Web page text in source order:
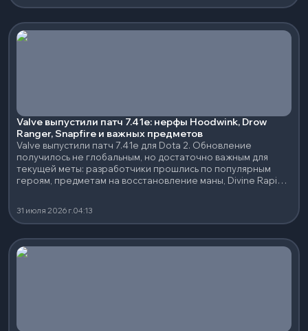
Valve выпустили патч 7.41e: нерфы Hoodwink, Drow
Ranger, Snapfire и важных предметов
Valve выпустили патч 7.41e для Dota 2. Обновление
получилось не глобальным, но достаточно важным для
текущей меты: разработчики прошлись по популярным
героям, предметам на восстановление маны, Divine Rapier
31 июля 2026 г.04:13